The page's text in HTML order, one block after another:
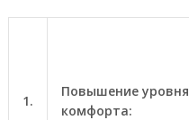
1.
Повышение уровня
комфорта: